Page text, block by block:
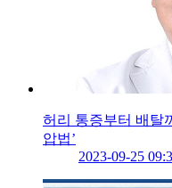
허리 통증부터 배탈
압법’
2023-09-25